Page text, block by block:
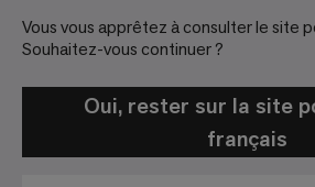
Vous vous apprêtez à consulter le site
Souhaitez-vous continuer ?
Oui, rester sur la site
français
Emploi